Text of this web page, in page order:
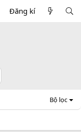
Đăng kí
Bộ lọc